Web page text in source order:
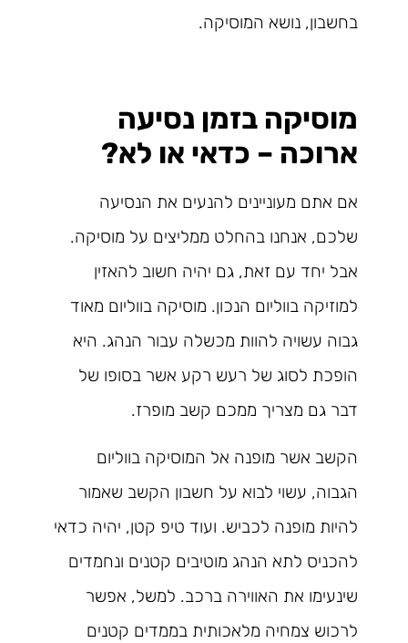
בחשבון, נושא המוסיקה.
מוסיקה בזמן נסיעה
ארוכה – כדאי או לא?
אם אתם מעוניינים להנעים את הנסיעה
שלכם, אנחנו בהחלט ממליצים על מוסיקה.
אבל יחד עם זאת, גם יהיה חשוב להאזין
למוזיקה בווליום הנכון. מוסיקה בווליום מאוד
גבוה עשויה להוות מכשלה עבור הנהג. היא
הופכת לסוג של רעש רקע אשר בסופו של
דבר גם מצריך ממכם קשב מופרז.
הקשב אשר מופנה אל המוסיקה בווליום
הגבוה, עשוי לבוא על חשבון הקשב שאמור
להיות מופנה לכביש. ועוד טיפ קטן, יהיה כדאי
להכניס לתא הנהג מוטיבים קטנים ונחמדים
שינעימו את האווירה ברכב. למשל, אפשר
לרכוש צמחיה מלאכותית בממדים קטנים